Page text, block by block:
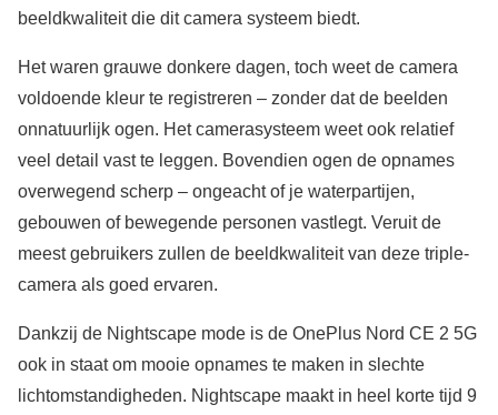
beeldkwaliteit die dit camera systeem biedt.
Het waren grauwe donkere dagen, toch weet de camera
voldoende kleur te registreren – zonder dat de beelden
onnatuurlijk ogen. Het camerasysteem weet ook relatief
veel detail vast te leggen. Bovendien ogen de opnames
overwegend scherp – ongeacht of je waterpartijen,
gebouwen of bewegende personen vastlegt. Veruit de
meest gebruikers zullen de beeldkwaliteit van deze triple-
camera als goed ervaren.
Dankzij de Nightscape mode is de OnePlus Nord CE 2 5G
ook in staat om mooie opnames te maken in slechte
lichtomstandigheden. Nightscape maakt in heel korte tijd 9